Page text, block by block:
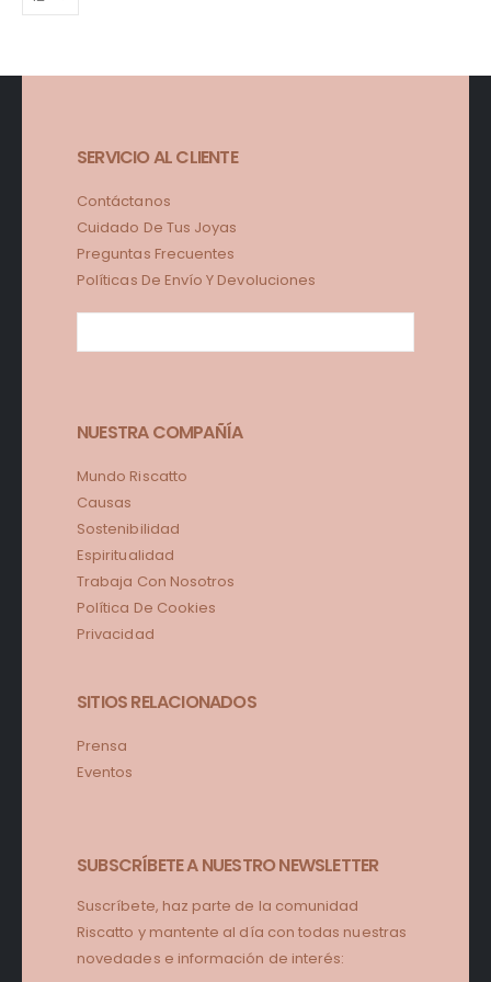
SERVICIO AL CLIENTE
Contáctanos
Cuidado De Tus Joyas
Preguntas Frecuentes
Políticas De Envío Y Devoluciones
NUESTRA COMPAÑÍA
Mundo Riscatto
Causas
Sostenibilidad
Espiritualidad
Trabaja Con Nosotros
Política De Cookies
Privacidad
SITIOS RELACIONADOS
Prensa
Eventos
SUBSCRÍBETE A NUESTRO NEWSLETTER
Suscríbete, haz parte de la comunidad
Riscatto y mantente al día con todas nuestras
novedades e información de interés: